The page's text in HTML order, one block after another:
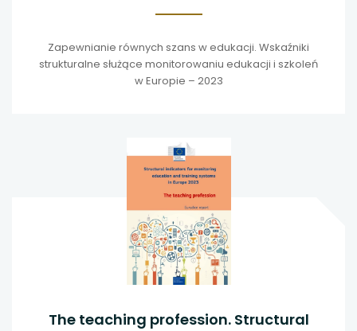
Zapewnianie równych szans w edukacji. Wskaźniki
strukturalne służące monitorowaniu edukacji i szkoleń
w Europie – 2023
The teaching profession. Structural